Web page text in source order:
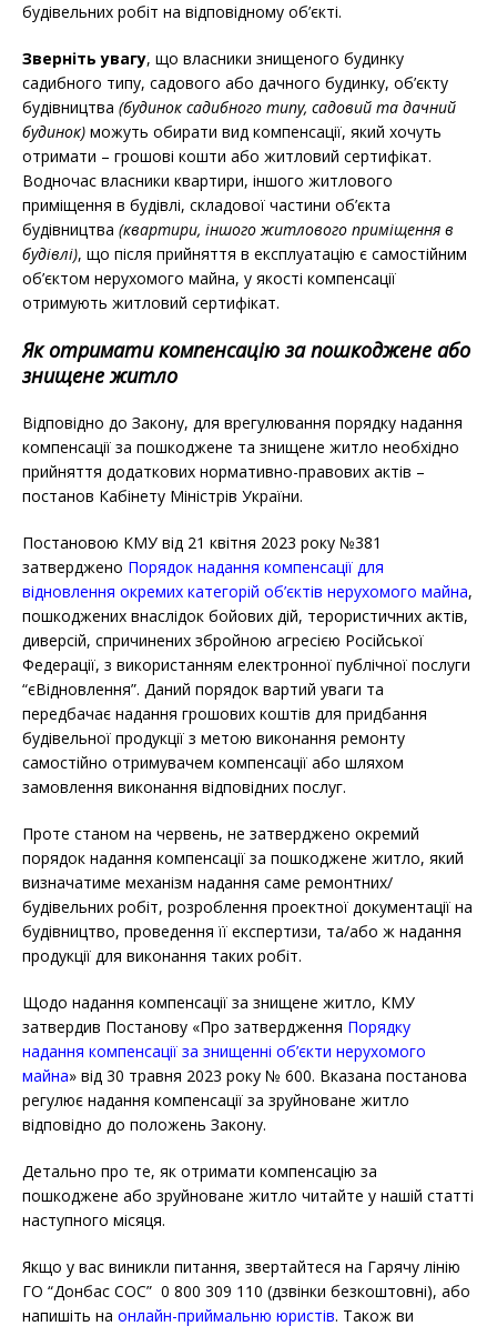
будівельних робіт на відповідному об’єкті.
Зверніть увагу, що власники знищеного будинку
садибного типу, садового або дачного будинку, об’єкту
будівництва (будинок садибного типу, садовий та дачний
будинок) можуть обирати вид компенсації, який хочуть
отримати – грошові кошти або житловий сертифікат.
Водночас власники квартири, іншого житлового
приміщення в будівлі, складової частини об’єкта
будівництва (квартири, іншого житлового приміщення в
будівлі), що після прийняття в експлуатацію є самостійним
об’єктом нерухомого майна, у якості компенсації
отримують житловий сертифікат.
Як отримати компенсацію за пошкоджене або
знищене житло
Відповідно до Закону, для врегулювання порядку надання
компенсації за пошкоджене та знищене житло необхідно
прийняття додаткових нормативно-правових актів –
постанов Кабінету Міністрів України.
Постановою КМУ від 21 квітня 2023 року №381
затверджено Порядок надання компенсації для
відновлення окремих категорій об’єктів нерухомого майна,
пошкоджених внаслідок бойових дій, терористичних актів,
диверсій, спричинених збройною агресією Російської
Федерації, з використанням електронної публічної послуги
“єВідновлення”. Даний порядок вартий уваги та
передбачає надання грошових коштів для придбання
будівельної продукції з метою виконання ремонту
самостійно отримувачем компенсації або шляхом
замовлення виконання відповідних послуг.
Проте станом на червень, не затверджено окремий
порядок надання компенсації за пошкоджене житло, який
визначатиме механізм надання саме ремонтних/
будівельних робіт, розроблення проектної документації на
будівництво, проведення її експертизи, та/або ж надання
продукції для виконання таких робіт.
Щодо надання компенсації за знищене житло, КМУ
затвердив Постанову «Про затвердження Порядку
надання компенсації за знищенні об’єкти нерухомого
майна» від 30 травня 2023 року № 600. Вказана постанова
регулює надання компенсації за зруйноване житло
відповідно до положень Закону.
Детально про те, як отримати компенсацію за
пошкоджене або зруйноване житло читайте у нашій статті
наступного місяця.
Якщо у вас виникли питання, звертайтеся на Гарячу лінію
ГО “Донбас СОС” 0 800 309 110 (дзвінки безкоштовні), або
напишіть на онлайн-приймальню юристів. Також ви